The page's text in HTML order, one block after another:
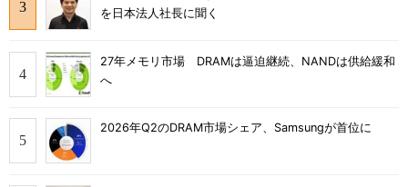
を日本法人社長に聞く
27年メモリ市場 DRAMは逼迫継続、NANDは供給緩和
へ
2026年Q2のDRAM市場シェア、Samsungが首位に